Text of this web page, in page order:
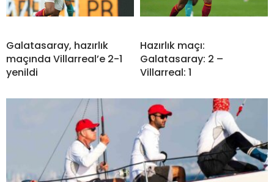
Galatasaray, hazırlık
maçında Villarreal’e 2-1
yenildi
Hazırlık maçı:
Galatasaray: 2 –
Villarreal: 1